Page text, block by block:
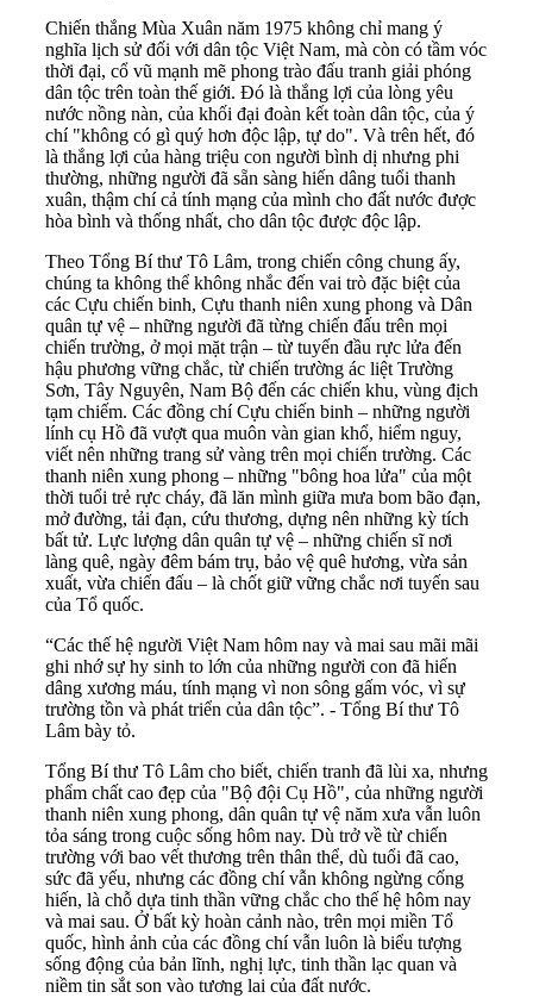
Chiến thắng Mùa Xuân năm 1975 không chỉ mang ý
nghĩa lịch sử đối với dân tộc Việt Nam, mà còn có tầm vóc
thời đại, cổ vũ mạnh mẽ phong trào đấu tranh giải phóng
dân tộc trên toàn thế giới. Đó là thắng lợi của lòng yêu
nước nồng nàn, của khối đại đoàn kết toàn dân tộc, của ý
chí "không có gì quý hơn độc lập, tự do". Và trên hết, đó
là thắng lợi của hàng triệu con người bình dị nhưng phi
thường, những người đã sẵn sàng hiến dâng tuổi thanh
xuân, thậm chí cả tính mạng của mình cho đất nước được
hòa bình và thống nhất, cho dân tộc được độc lập.
Theo Tổng Bí thư Tô Lâm, trong chiến công chung ấy,
chúng ta không thể không nhắc đến vai trò đặc biệt của
các Cựu chiến binh, Cựu thanh niên xung phong và Dân
quân tự vệ – những người đã từng chiến đấu trên mọi
chiến trường, ở mọi mặt trận – từ tuyến đầu rực lửa đến
hậu phương vững chắc, từ chiến trường ác liệt Trường
Sơn, Tây Nguyên, Nam Bộ đến các chiến khu, vùng địch
tạm chiếm. Các đồng chí Cựu chiến binh – những người
lính cụ Hồ đã vượt qua muôn vàn gian khổ, hiểm nguy,
viết nên những trang sử vàng trên mọi chiến trường. Các
thanh niên xung phong – những "bông hoa lửa" của một
thời tuổi trẻ rực cháy, đã lăn mình giữa mưa bom bão đạn,
mở đường, tải đạn, cứu thương, dựng nên những kỳ tích
bất tử. Lực lượng dân quân tự vệ – những chiến sĩ nơi
làng quê, ngày đêm bám trụ, bảo vệ quê hương, vừa sản
xuất, vừa chiến đấu – là chốt giữ vững chắc nơi tuyến sau
của Tổ quốc.
“Các thế hệ người Việt Nam hôm nay và mai sau mãi mãi
ghi nhớ sự hy sinh to lớn của những người con đã hiến
dâng xương máu, tính mạng vì non sông gấm vóc, vì sự
trường tồn và phát triển của dân tộc”. - Tổng Bí thư Tô
Lâm bày tỏ.
Tổng Bí thư Tô Lâm cho biết, chiến tranh đã lùi xa, nhưng
phẩm chất cao đẹp của "Bộ đội Cụ Hồ", của những người
thanh niên xung phong, dân quân tự vệ năm xưa vẫn luôn
tỏa sáng trong cuộc sống hôm nay. Dù trở về từ chiến
trường với bao vết thương trên thân thể, dù tuổi đã cao,
sức đã yếu, nhưng các đồng chí vẫn không ngừng cống
hiến, là chỗ dựa tinh thần vững chắc cho thế hệ hôm nay
và mai sau. Ở bất kỳ hoàn cảnh nào, trên mọi miền Tổ
quốc, hình ảnh của các đồng chí vẫn luôn là biểu tượng
sống động của bản lĩnh, nghị lực, tinh thần lạc quan và
niềm tin sắt son vào tương lai của đất nước.